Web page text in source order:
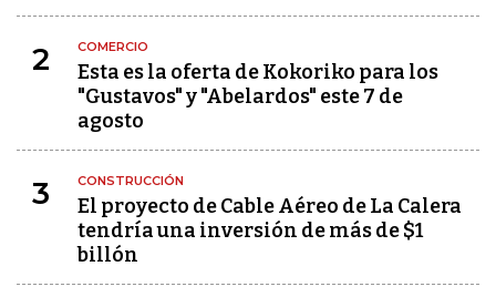
2 COMERCIO
Esta es la oferta de Kokoriko para los
"Gustavos" y "Abelardos" este 7 de
agosto
3 CONSTRUCCIÓN
El proyecto de Cable Aéreo de La Calera
tendría una inversión de más de $1
billón